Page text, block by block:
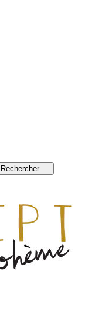
Rechercher …